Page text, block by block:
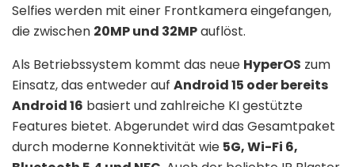
Selfies werden mit einer Frontkamera eingefangen,
die zwischen 20MP und 32MPauflöst.
Als Betriebssystem kommt das neue HyperOS zum
Einsatz, das entweder auf Android 15 oder bereits
Android 16 basiert und zahlreiche KI gestützte
Features bietet. Abgerundet wird das Gesamtpaket
durch moderne Konnektivität wie 5G, Wi-Fi 6,